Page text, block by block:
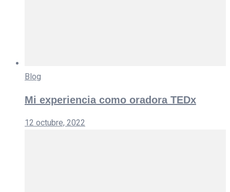
Blog
Mi experiencia como oradora TEDx
12 octubre, 2022